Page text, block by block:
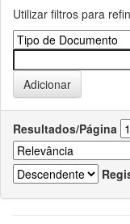
Utilizar filtros para
Resultados/Página